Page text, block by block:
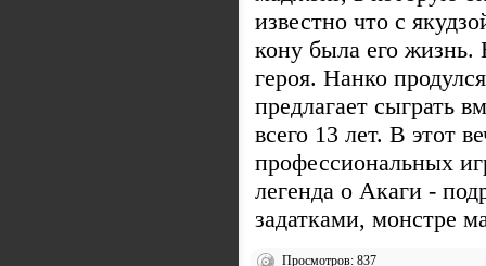
известно что с
кону была его жизнь.
героя. Нанко
предлагает сыграть
всего 13 лет. В этот
профессиональных
легенда о Акаги -
задатками, монстре
Просмотров: 837